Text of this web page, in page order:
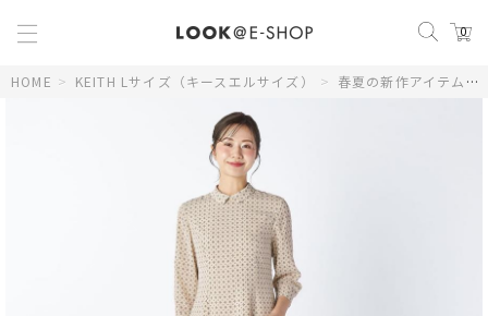
0
HOME > KEITH Lサイズ（キースエルサイズ） > 春夏の新作アイテム >